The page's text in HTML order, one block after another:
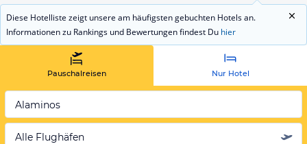
Diese Hotelliste zeigt unsere am häufigsten gebuchten Hotels an.
Informationen zu Rankings und Bewertungen findest Du hier
Pauschalreisen Nur Hotel
Alaminos
Alle Flughäfen